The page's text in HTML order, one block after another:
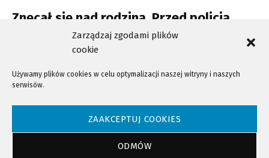
Zarządzaj zgodami plików
cookie
Używamy plików cookies w celu optymalizacji naszej witryny i naszych
serwisów.
ZAAKCEPTUJ COOKIES
ODMÓW
Znęcał się nad rodziną. Przed policją
uciekł na dach
NTV - Nasza Telewizja Sądecka © 2023 Wszystkie prawa zastrzeżone!